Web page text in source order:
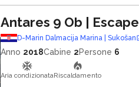
Antares 9 Ob | Escape
D-Marin Dalmacija Marina | Sukošan
Anno 2018Cabine 2Persone 6
Aria condizionataRiscaldamento